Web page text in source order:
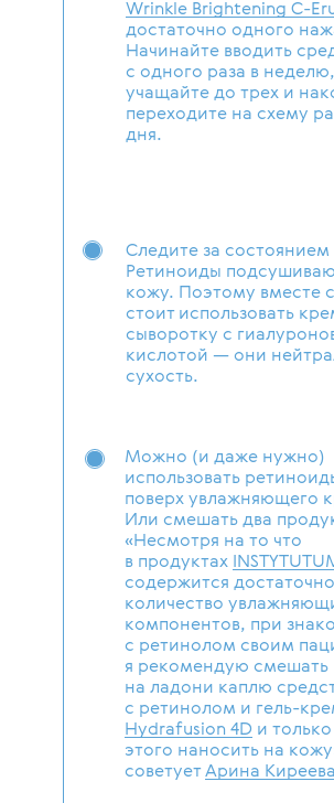
Wrinkle Brightening C-
достаточно одного
Начинайте вводить
с одного раза в
учащайте до трех и
переходите на схему
дня.
Следите за
Ретиноиды
кожу. Поэтому вместе
стоит использовать
сыворотку с
кислотой — они
сухость.
Можно (и даже нужно)
использовать
поверх увлажняющего
Или смешать два
«Несмотря на то что
в продуктах
содержится
количество
компонентов, при
с ретинолом своим
я рекомендую смешать
на ладони каплю
с ретинолом и гель-
Hydrafusion 4D и
этого наносить на
советуетАрина Киреева